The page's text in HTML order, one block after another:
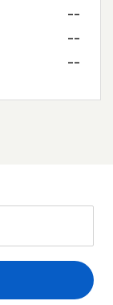
--
--
--